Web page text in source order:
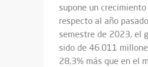
supone un
respecto al año
semestre de 2023, el
sido de 46.011
28,3% más que en el